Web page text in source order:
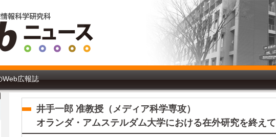
Web広報誌
井手一郎 准教授（メディア科学専攻）
オランダ・アムステルダム大学における在外研究を終えて